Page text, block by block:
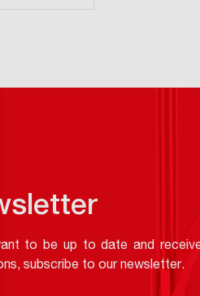
to be up to date and
subscribe to our newsletter.